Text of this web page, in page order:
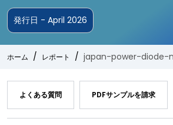
発行日 - April 2026
ホーム レポート japan-power-diode-
よくある質問 PDFサンプルを請求